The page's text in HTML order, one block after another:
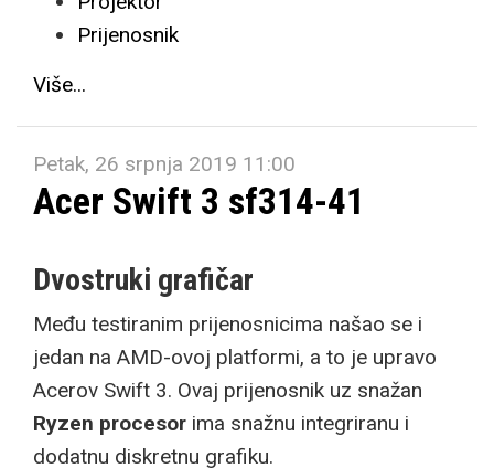
Prijenosnik
Više...
Petak, 26 srpnja 2019 11:00
Acer Swift 3 sf314-41
Dvostruki grafičar
Među testiranim prijenosnicima našao se i
jedan na AMD-ovoj platformi, a to je upravo
Acerov Swift 3. Ovaj prijenosnik uz snažan
Ryzen procesor ima snažnu integriranu i
dodatnu diskretnu grafiku.